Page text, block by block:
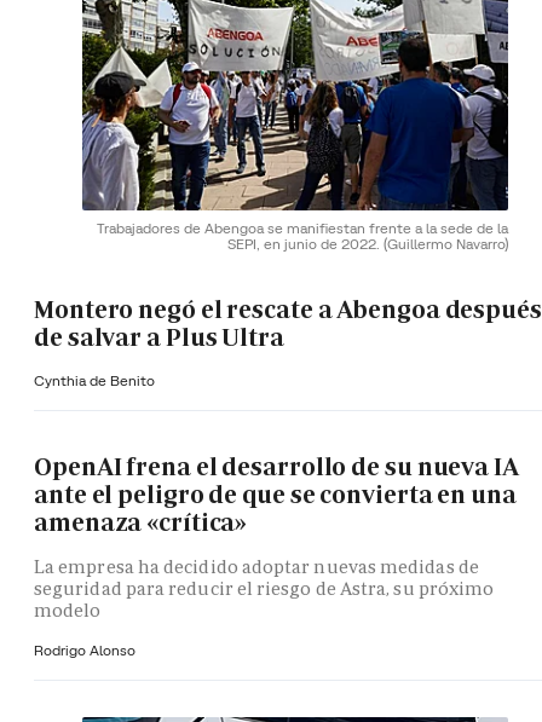
Trabajadores de Abengoa se manifiestan frente a la sede de la
SEPI, en junio de 2022. (Guillermo Navarro)
Montero negó el rescate a Abengoa después
de salvar a Plus Ultra
Cynthia de Benito
OpenAI frena el desarrollo de su nueva IA
ante el peligro de que se convierta en una
amenaza «crítica»
La empresa ha decidido adoptar nuevas medidas de
seguridad para reducir el riesgo de Astra, su próximo
modelo
Rodrigo Alonso